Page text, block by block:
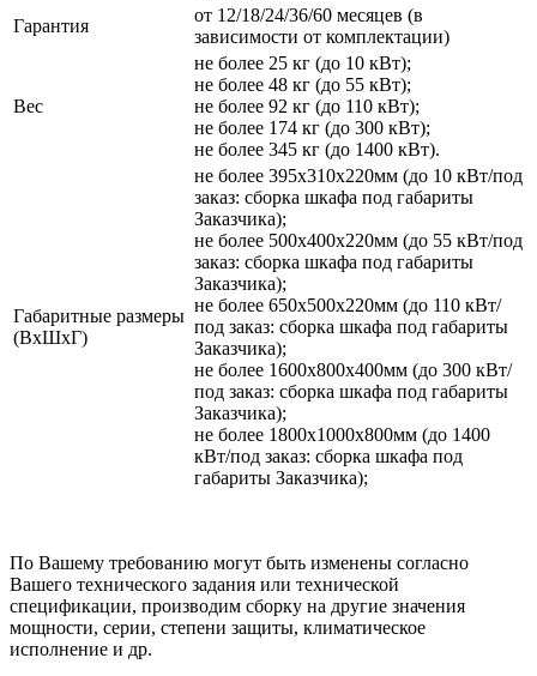
Гарантия
от 12/18/24/36/60 месяцев (в
зависимости от комплектации)
Вес
не более 25 кг (до 10 кВт);
не более 48 кг (до 55 кВт);
не более 92 кг (до 110 кВт);
не более 174 кг (до 300 кВт);
не более 345 кг (до 1400 кВт).
Габаритные размеры
(ВхШхГ)
не более 395х310х220мм (до 10 кВт/под
заказ: сборка шкафа под габариты
Заказчика);
не более 500х400х220мм (до 55 кВт/под
заказ: сборка шкафа под габариты
Заказчика);
не более 650х500х220мм (до 110 кВт/
под заказ: сборка шкафа под габариты
Заказчика);
не более 1600х800х400мм (до 300 кВт/
под заказ: сборка шкафа под габариты
Заказчика);
не более 1800х1000х800мм (до 1400
кВт/под заказ: сборка шкафа под
габариты Заказчика);
По Вашему требованию могут быть изменены согласно
Вашего технического задания или технической
спецификации, производим сборку на другие значения
мощности, серии, степени защиты, климатическое
исполнение и др.